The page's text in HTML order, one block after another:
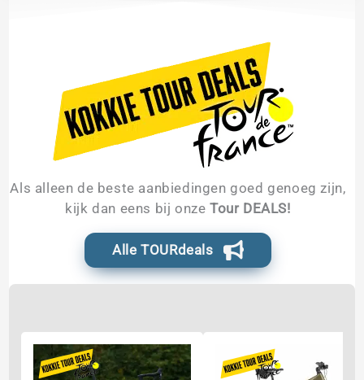
Als alleen de beste aanbiedingen goed genoeg zijn,
kijk dan eens bij onzeTour DEALS!
Alle TOURdeals